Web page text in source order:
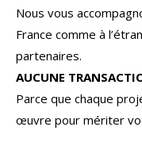
Nous vous
France comme à
partenaires.
AUCUNE
Parce que chaque
œuvre pour mériter